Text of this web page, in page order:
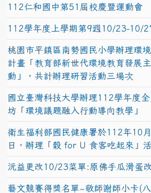
112仁和國中第51屆校慶暨運動會
112學年度上學期第9週10/23-10/
桃園市平鎮區南勢國民小學辦理環
計畫「教育部新世代環境教育發展
動」，共計辦理研習活動三場次
國立臺灣科技大學辦理112學年度
坊「環境議題融入行動導向教學」
衛生福利部國民健康署於112年10
日，辦理「穀 for U 食客吃起來」
沅益更改10/23菜單:原佛手瓜滑蛋
藝文競賽得獎名單~敬師謝師小卡(